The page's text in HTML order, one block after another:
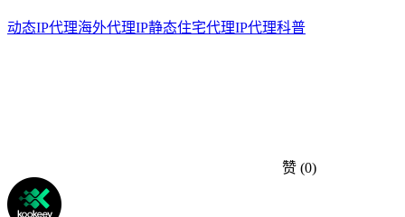
动态IP代理海外代理IP静态住宅代理IP代理科普
赞 (0)